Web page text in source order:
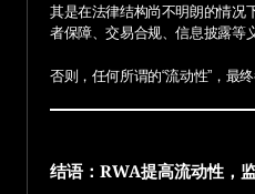
其是在法律结构尚不明朗的情况
者保障、交易合规、信息披露等
否则，任何所谓的“流动性”，最
结语：RWA提高流动性，